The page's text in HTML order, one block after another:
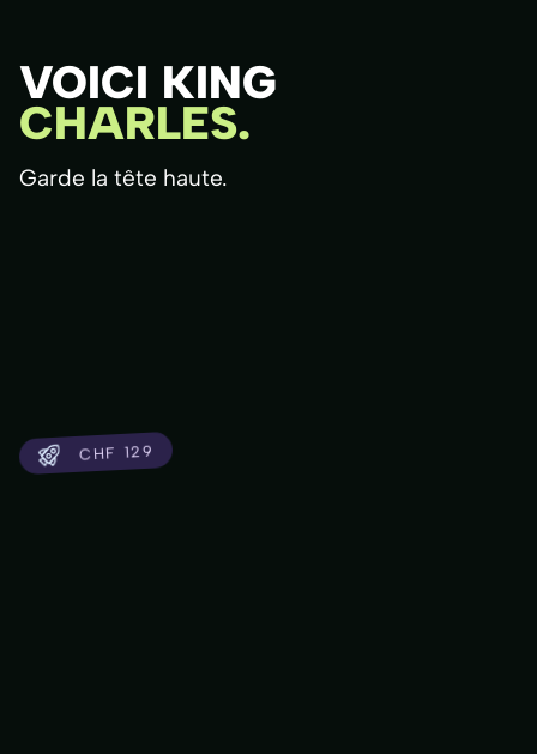
VOICI KING
CHARLES.
Garde la tête haute.
CHF 129